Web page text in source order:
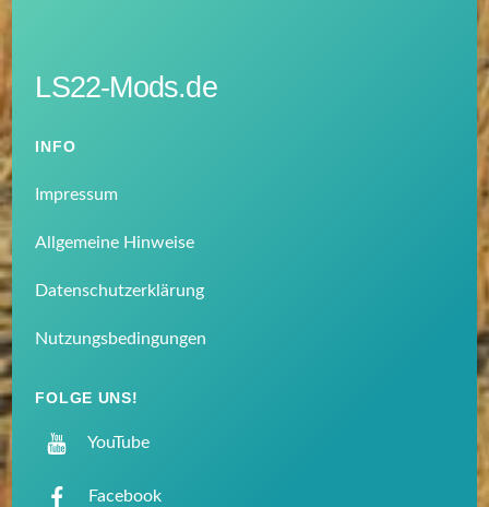
LS22-Mods.de
INFO
Impressum
Allgemeine Hinweise
Datenschutzerklärung
Nutzungsbedingungen
FOLGE UNS!
YouTube
Facebook